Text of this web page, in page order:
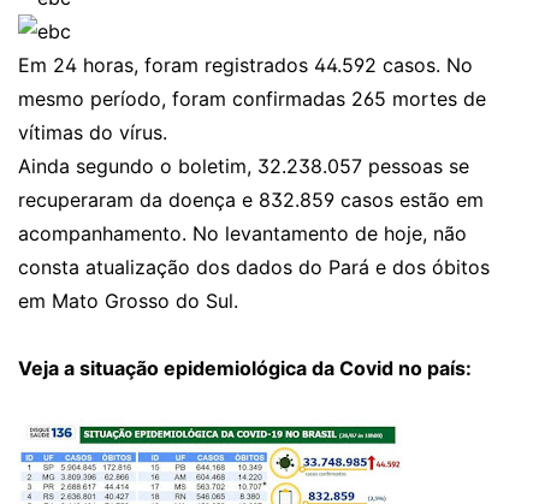
Em 24 horas, foram registrados 44.592 casos. No
mesmo período, foram confirmadas 265 mortes de
vítimas do vírus.
Ainda segundo o boletim, 32.238.057 pessoas se
recuperaram da doença e 832.859 casos estão em
acompanhamento. No levantamento de hoje, não
consta atualização dos dados do Pará e dos óbitos
em Mato Grosso do Sul.
Veja a situação epidemiológica da Covid no país: